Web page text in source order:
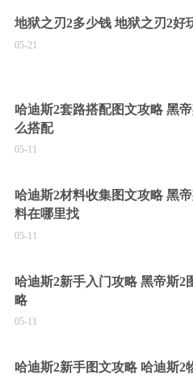
地狱之刃2多少钱 地狱之刃2好
05-21
哈迪斯2套路搭配图文攻略 黑
么搭配
05-11
哈迪斯2材料收集图文攻略 黑
料在哪里找
05-11
哈迪斯2新手入门攻略 黑帝斯2
略
05-11
哈迪斯2新手图文攻略 哈迪斯2